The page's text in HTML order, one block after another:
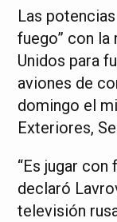
Las
fuego” con
Unidos para
aviones de
domingo el
Exteriores,
“Es jugar con
declaró
televisión